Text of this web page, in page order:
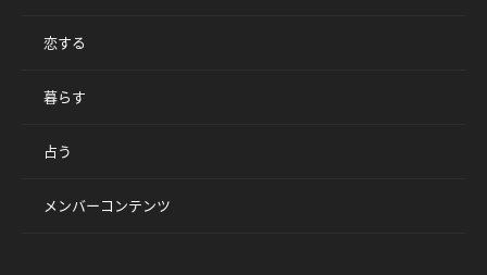
恋する
暮らす
占う
メンバーコンテンツ